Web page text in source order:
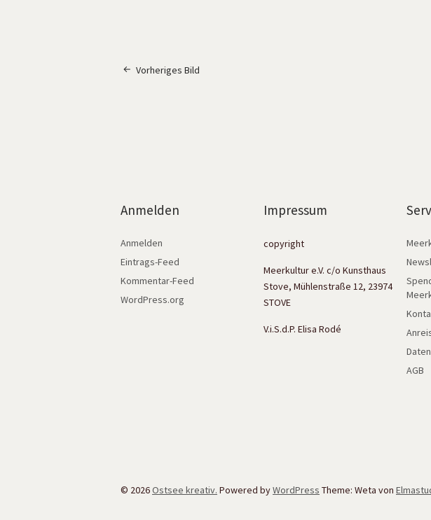
Vorheriges Bild
Anmelden
Anmelden
Eintrags-Feed
Kommentar-Feed
WordPress.org
Impressum
copyright
Meerkultur e.V. c/o Kunsthaus
Stove, Mühlenstraße 12, 23974
STOVE
V.i.S.d.P. Elisa Rodé
AGB
© 2026Ostsee kreativ. Powered byWordPress Theme: Weta von